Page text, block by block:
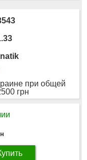
при общей
грн